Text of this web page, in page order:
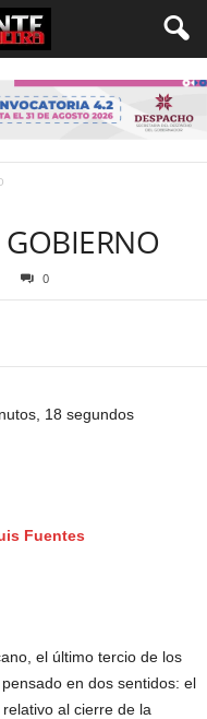
0
18 segundos
Fuentes
el último tercio de los
en dos sentidos: el
al cierre de la